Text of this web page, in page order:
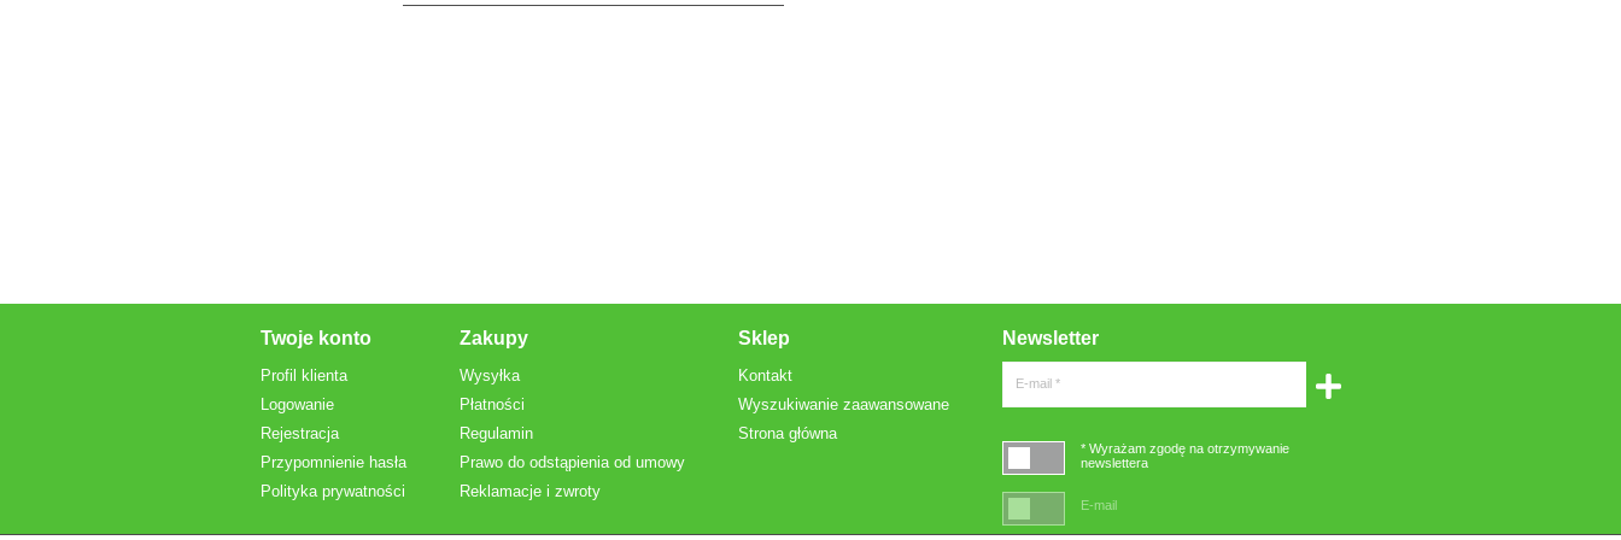
Twoje konto
Profil klienta
Logowanie
Rejestracja
Przypomnienie hasła
Polityka prywatności
Zakupy
Wysyłka
Płatności
Regulamin
Prawo do odstąpienia od umowy
Reklamacje i zwroty
Sklep
Kontakt
Wyszukiwanie zaawansowane
Strona główna
Newsletter
E-mail *
* Wyrażam zgodę na otrzymywanie
newslettera
E-mail